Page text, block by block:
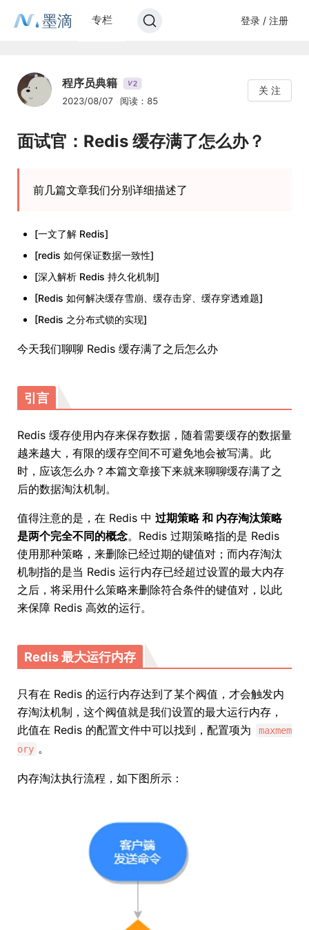
墨滴 专栏 登录 / 注册
程序员典籍 V2
2023/08/07 阅读：85
关 注
面试官：Redis 缓存满了怎么办？
前几篇文章我们分别详细描述了
[一文了解 Redis]
[redis 如何保证数据一致性]
[深入解析 Redis 持久化机制]
[Redis 如何解决缓存雪崩、缓存击穿、缓存穿透难题]
[Redis 之分布式锁的实现]
今天我们聊聊 Redis 缓存满了之后怎么办
引言
Redis 缓存使用内存来保存数据，随着需要缓存的数据量
越来越大，有限的缓存空间不可避免地会被写满。此
时，应该怎么办？本篇文章接下来就来聊聊缓存满了之
后的数据淘汰机制。
值得注意的是，在 Redis 中 过期策略 和 内存淘汰策略
是两个完全不同的概念。Redis 过期策略指的是 Redis
使用那种策略，来删除已经过期的键值对；而内存淘汰
机制指的是当 Redis 运行内存已经超过设置的最大内存
之后，将采用什么策略来删除符合条件的键值对，以此
来保障 Redis 高效的运行。
Redis 最大运行内存
只有在 Redis 的运行内存达到了某个阀值，才会触发内
存淘汰机制，这个阀值就是我们设置的最大运行内存，
此值在 Redis 的配置文件中可以找到，配置项为
maxmem
ory 。
内存淘汰执行流程，如下图所示：